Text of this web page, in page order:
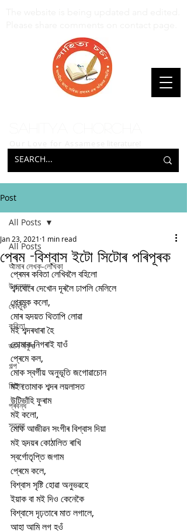
Post
All Posts
আমাৰ লেখক-লেখিকা
উপন্যাস
কৌতুক
কবিতা
জ্ঞান সঁফুৰা
গল্প
বিশেষ
প্ৰবন্ধ
স্তৱক
All Posts
প্ৰেম -বিশ্বাস ইটো সিটোৰ পৰিপূৰক
Jan 23, 2021 1 min read
প্ৰেমৰ কবিতা লেখিবলৈ বহিলো
শব্দবোৰে দেখোন দূৰলৈ ঢাপলি মেলিলে
প্ৰেমক কলো,
মোৰ হৃদয়ত থিতাপি লোৱা
মই শব্দৰধাৰা হৈ
তোমাক নিগৰাই যাওঁ
প্ৰেমে কল,
মোক স্বৰ্গীয় অনুভূতি জগোৱাচোন
মই তোমাক শব্দৰ লয়লাসত
উটিভাঁহি ফুৰাম
মই কলো,
মোক আজীৱন সংগীৰ বিশ্বাস দিয়া
মই হৃদয়ৰ কোঠালিত ৰাখি
স্বৰ্গোতৃপ্তি জগাম
প্ৰেমে কলে,
বিশ্বাস সৃষ্টি হোৱা অনুভৱহে
ইয়াক বা মই দিও কেনেকৈ
বিশ্বাসে দৃঢ়তাৰে মাত লগালে,
আহা আমি লগ হওঁ